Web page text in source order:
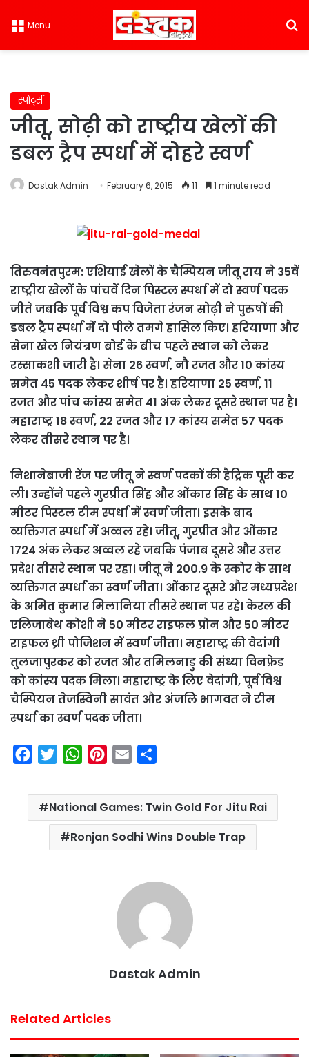
Menu
स्पोर्ट्स
जीतू, सोढ़ी को राष्ट्रीय खेलों की
डबल ट्रैप स्पर्धा में दोहरे स्वर्ण
Dastak Admin February 6, 2015 11 1 minute read
तिरुवनंतपुरम: एशियाई खेलों के चैम्पियन जीतू राय ने 35वें
राष्ट्रीय खेलों के पांचवें दिन पिस्टल स्पर्धा में दो स्वर्ण पदक
जीते जबकि पूर्व विश्व कप विजेता रंजन सोढ़ी ने पुरुषों की
डबल ट्रैप स्पर्धा में दो पीले तमगे हासिल किए। हरियाणा और
सेना खेल नियंत्रण बोर्ड के बीच पहले स्थान को लेकर
रस्साकशी जारी है। सेना 26 स्वर्ण, नौ रजत और 10 कांस्य
समेत 45 पदक लेकर शीर्ष पर है। हरियाणा 25 स्वर्ण, 11
रजत और पांच कांस्य समेत 41 अंक लेकर दूसरे स्थान पर है।
महाराष्ट्र 18 स्वर्ण, 22 रजत और 17 कांस्य समेत 57 पदक
लेकर तीसरे स्थान पर है।
निशानेबाजी रेंज पर जीतू ने स्वर्ण पदकों की हैट्रिक पूरी कर
ली। उन्होंने पहले गुरप्रीत सिंह और ओंकार सिंह के साथ 10
मीटर पिस्टल टीम स्पर्धा में स्वर्ण जीता। इसके बाद
व्यक्तिगत स्पर्धा में अव्वल रहे। जीतू, गुरप्रीत और ओंकार
1724 अंक लेकर अव्वल रहे जबकि पंजाब दूसरे और उत्तर
प्रदेश तीसरे स्थान पर रहा। जीतू ने 200.9 के स्कोर के साथ
व्यक्तिगत स्पर्धा का स्वर्ण जीता। ओंकार दूसरे और मध्यप्रदेश
के अमित कुमार मिलानिया तीसरे स्थान पर रहे। केरल की
एलिजाबेथ कोशी ने 50 मीटर राइफल प्रोन और 50 मीटर
राइफल थ्री पोजिशन में स्वर्ण जीता। महाराष्ट्र की वेदांगी
तुलजापुरकर को रजत और तमिलनाडु की संध्या विनफ्रेड
को कांस्य पदक मिला। महाराष्ट्र के लिए वेदांगी, पूर्व विश्व
चैम्पियन तेजस्विनी सावंत और अंजलि भागवत ने टीम
स्पर्धा का स्वर्ण पदक जीता।
c
i
t
t
e
W
a
t
s
A
n
t
e
r
a
i
l
a
r
e
National Games: Twin Gold For Jitu Rai
Ronjan Sodhi Wins Double Trap
Dastak Admin
Related Articles